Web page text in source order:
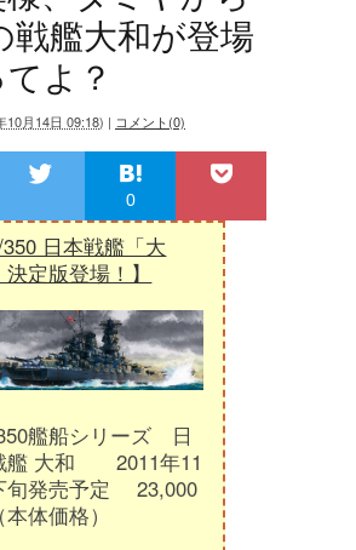
戦艦大和が登場
よ？
10月14日 09:18) | コメント(0)
0
350 日本戦艦「大
定版登場！】
艦船シリーズ 日
艦 大和 2011年11
旬発売予定 23,000
体価格）